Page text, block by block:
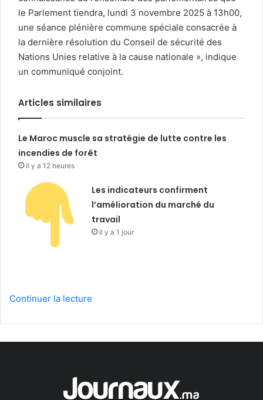
le Parlement tiendra, lundi 3 novembre 2025 à 13h00,
une séance plénière commune spéciale consacrée à
la dernière résolution du Conseil de sécurité des
Nations Unies relative à la cause nationale », indique
un communiqué conjoint.
Articles similaires
Le Maroc muscle sa stratégie de lutte contre les
incendies de forêt
il y a 12 heures
Les indicateurs confirment
l’amélioration du marché du
travail
il y a 1 jour
Continuer la lecture